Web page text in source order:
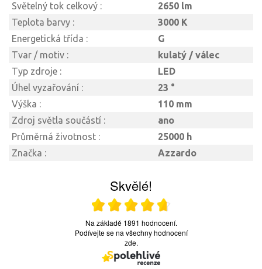
Světelný tok celkový :
2650 lm
Teplota barvy :
3000 K
Energetická třída :
G
Tvar / motiv :
kulatý / válec
Typ zdroje :
LED
Úhel vyzařování :
23 °
Výška :
110 mm
Zdroj světla součástí :
ano
Průměrná životnost :
25000 h
Značka :
Azzardo